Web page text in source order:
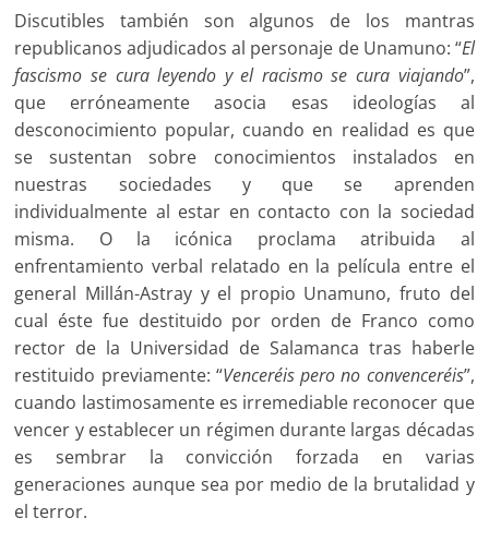
Discutibles también son algunos de los mantras
republicanos adjudicados al personaje de Unamuno: “El
fascismo se cura leyendo y el racismo se cura viajando”,
que erróneamente asocia esas ideologías al
desconocimiento popular, cuando en realidad es que
se sustentan sobre conocimientos instalados en
nuestras sociedades y que se aprenden
individualmente al estar en contacto con la sociedad
misma. O la icónica proclama atribuida al
enfrentamiento verbal relatado en la película entre el
general Millán-Astray y el propio Unamuno, fruto del
cual éste fue destituido por orden de Franco como
rector de la Universidad de Salamanca tras haberle
restituido previamente: “Venceréis pero no convenceréis”,
cuando lastimosamente es irremediable reconocer que
vencer y establecer un régimen durante largas décadas
es sembrar la convicción forzada en varias
generaciones aunque sea por medio de la brutalidad y
el terror.